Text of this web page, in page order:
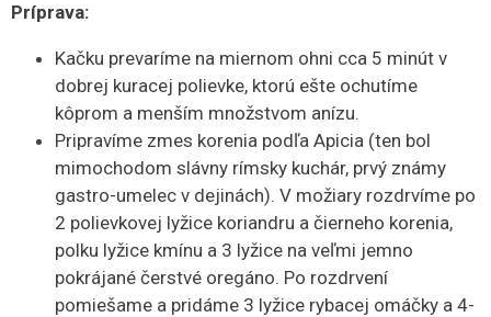
Príprava:
Kačku prevaríme na miernom ohni cca 5 minút v
dobrej kuracej polievke, ktorú ešte ochutíme
kôprom a menším množstvom anízu.
Pripravíme zmes korenia podľa Apicia (ten bol
mimochodom slávny rímsky kuchár, prvý známy
gastro-umelec v dejinách). V možiary rozdrvíme po
2 polievkovej lyžice koriandru a čierneho korenia,
polku lyžice kmínu a 3 lyžice na veľmi jemno
pokrájané čerstvé oregáno. Po rozdrvení
pomiešame a pridáme 3 lyžice rybacej omáčky a 4-